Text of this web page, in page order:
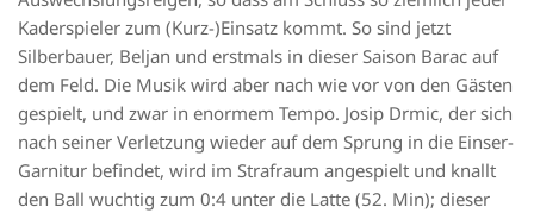
Kaderspieler zum (Kurz-)Einsatz kommt. So sind jetzt
Silberbauer, Beljan und erstmals in dieser Saison Barac auf
dem Feld. Die Musik wird aber nach wie vor von den Gästen
gespielt, und zwar in enormem Tempo. Josip Drmic, der sich
nach seiner Verletzung wieder auf dem Sprung in die Einser-
Garnitur befindet, wird im Strafraum angespielt und knallt
den Ball wuchtig zum 0:4 unter die Latte (52. Min); dieser